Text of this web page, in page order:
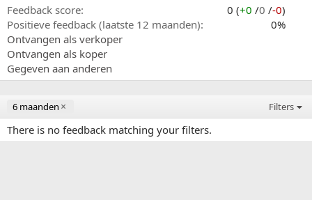
Feedback score
0 (+0 /0 /-0)
Positieve feedback (laatste 12 maanden)
0%
Ontvangen als verkoper
Ontvangen als koper
Gegeven aan anderen
6 maanden Filters
There is no feedback matching your filters.